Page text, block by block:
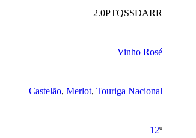
2.0PTQSSDARR
Vinho Rosé
Castelão, Merlot, Touriga Nacional
12º